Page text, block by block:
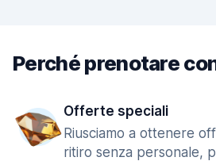
Perché prenotare
Offerte speciali
Riusciamo a ottenere
ritiro senza personale,